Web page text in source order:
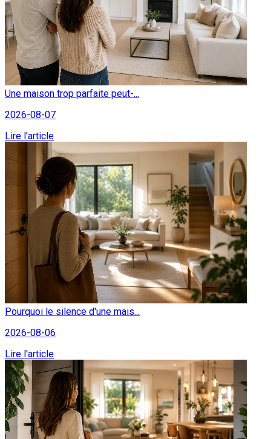
Une maison trop parfaite peut-...
2026-08-07
Lire l'article
Pourquoi le silence d'une mais...
2026-08-06
Lire l'article